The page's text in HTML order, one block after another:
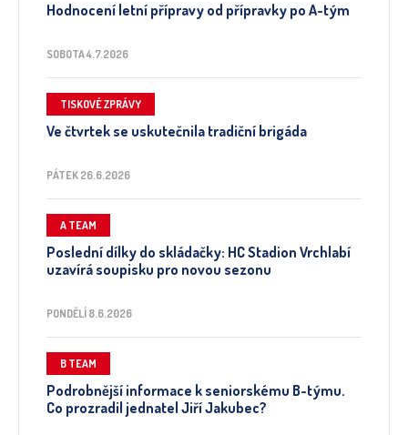
Hodnocení letní přípravy od přípravky po A-tým
SOBOTA 4.7.2026
TISKOVÉ ZPRÁVY
Ve čtvrtek se uskutečnila tradiční brigáda
PÁTEK 26.6.2026
A TEAM
Poslední dílky do skládačky: HC Stadion Vrchlabí
uzavírá soupisku pro novou sezonu
PONDĚLÍ 8.6.2026
B TEAM
Podrobnější informace k seniorskému B-týmu.
Co prozradil jednatel Jiří Jakubec?